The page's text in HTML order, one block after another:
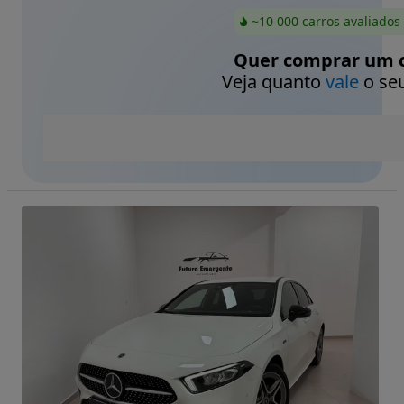
~10 000 carros
Quer comprar um
Veja quanto valeo